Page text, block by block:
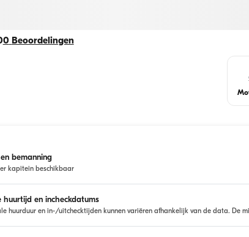
0 Beoordelingen
bemanning
kapitein beschikbaar
huurtijd en incheckdatums
huurduur en in-/uitchecktijden kunnen variëren afhankelijk van de data. De